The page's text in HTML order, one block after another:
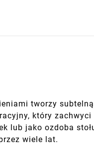
tworzy
który
lub jako ozdoba
wiele lat.